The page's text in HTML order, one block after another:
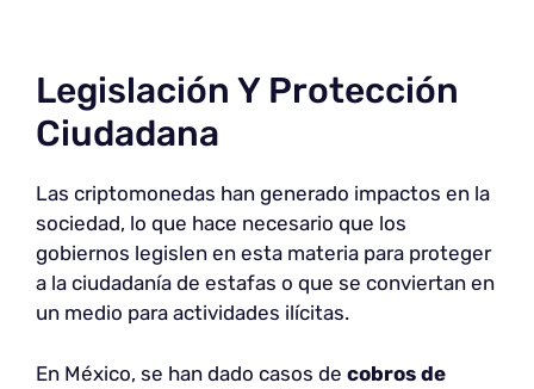
Legislación Y Protección
Ciudadana
Las criptomonedas han generado impactos en la
sociedad, lo que hace necesario que los
gobiernos legislen en esta materia para proteger
a la ciudadanía de estafas o que se conviertan en
un medio para actividades ilícitas.
En México, se han dado casos de cobros de